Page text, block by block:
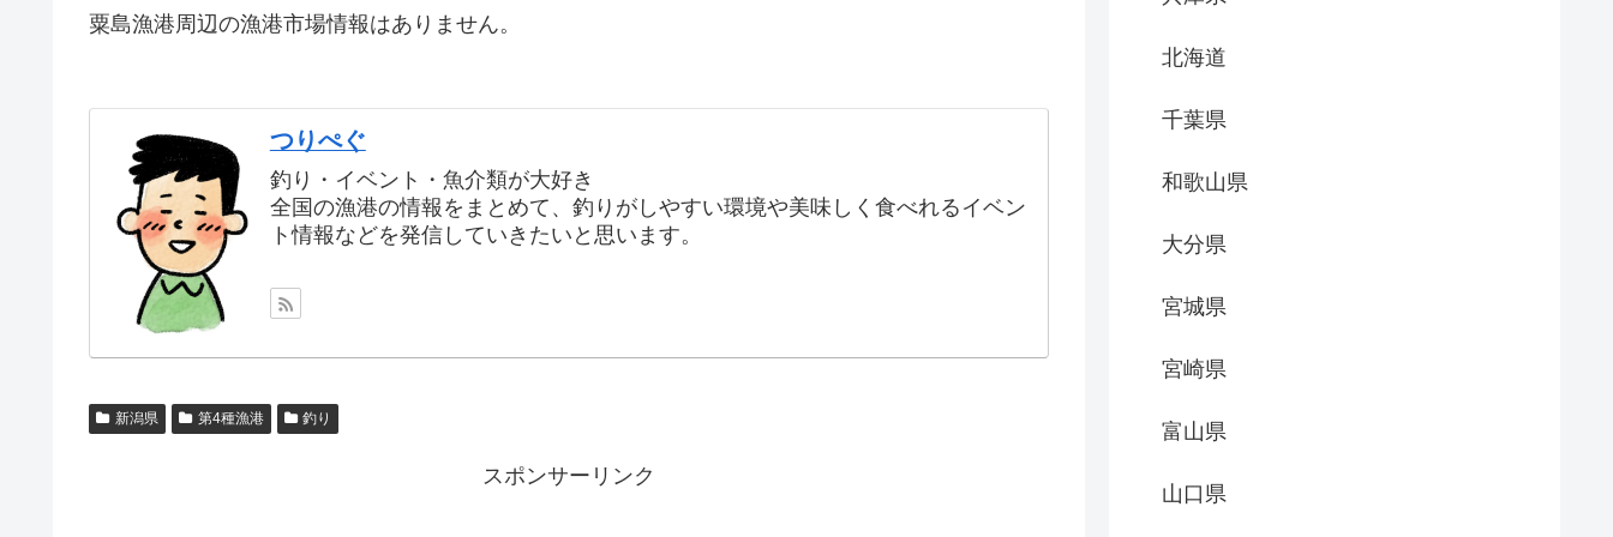
粟島漁港周辺の漁港市場情報はありません。
つりぺぐ
釣り・イベント・魚介類が大好き
全国の漁港の情報をまとめて、釣りがしやすい環境や美味しく食べれるイベン
ト情報などを発信していきたいと思います。
新潟県 第4種漁港 釣り
スポンサーリンク
北海道
千葉県
和歌山県
大分県
宮城県
宮崎県
富山県
山口県